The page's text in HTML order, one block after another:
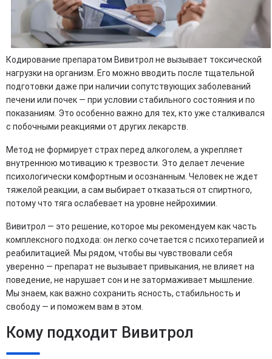
Кодирование препаратом Вивитрол не вызывает токсической
нагрузки на организм. Его можно вводить после тщательной
подготовки даже при наличии сопутствующих заболеваний
печени или почек — при условии стабильного состояния и по
показаниям. Это особенно важно для тех, кто уже сталкивался
с побочными реакциями от других лекарств.
Метод не формирует страх перед алкоголем, а укрепляет
внутреннюю мотивацию к трезвости. Это делает лечение
психологически комфортным и осознанным. Человек не ждет
тяжелой реакции, а сам выбирает отказаться от спиртного,
потому что тяга ослабевает на уровне нейрохимии.
Вивитрол — это решение, которое мы рекомендуем как часть
комплексного подхода: он легко сочетается с психотерапией и
реабилитацией. Мы рядом, чтобы вы чувствовали себя
уверенно — препарат не вызывает привыкания, не влияет на
поведение, не нарушает сон и не затормаживает мышление.
Мы знаем, как важно сохранить ясность, стабильность и
свободу — и поможем вам в этом.
Кому подходит Вивитрол